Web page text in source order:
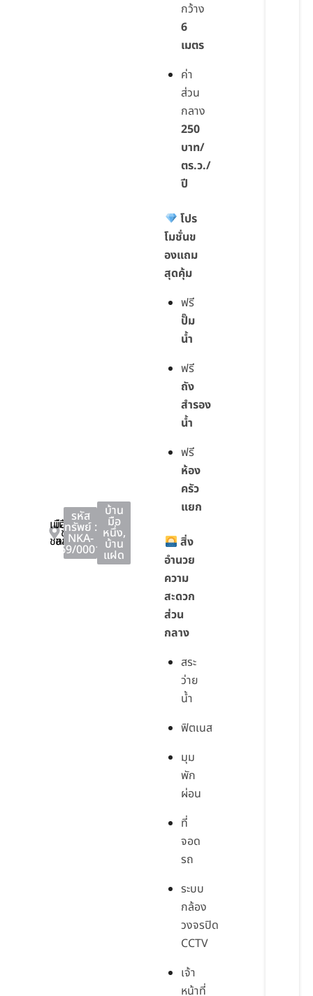
เมือง
ชลบุรี
เมือง
ชลบุรี
ชลบุรี
รหัส
ทรัพย์ :
NKA-
69/0001
บ้าน
มือ
หนึ่ง,
บ้าน
แฝด
กว้าง
6
เมตร
ค่า
ส่วน
กลาง
250
บาท/
ตร.ว./
ปี
โปร
โมชั่นข
องแถม
สุดคุ้ม
ฟรี
ปั๊ม
น้ำ
ฟรี
ถัง
สำรอง
น้ำ
ฟรี
ห้อง
ครัว
แยก
สิ่ง
อำนวย
ความ
สะดวก
ส่วน
กลาง
สระ
ว่าย
น้ำ
ฟิตเนส
มุม
พัก
ผ่อน
ที่
จอด
รถ
ระบบ
กล้อง
วงจรปิด
CCTV
เจ้า
หน้าที่